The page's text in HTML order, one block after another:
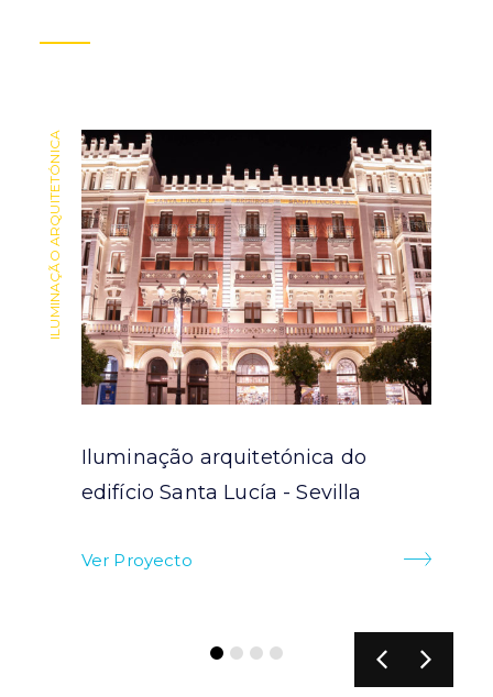
ILUMINAÇÃO ARQUITETÓNICA
Iluminação arquitetónica do
edifício Santa Lucía - Sevilla
Ver Proyecto